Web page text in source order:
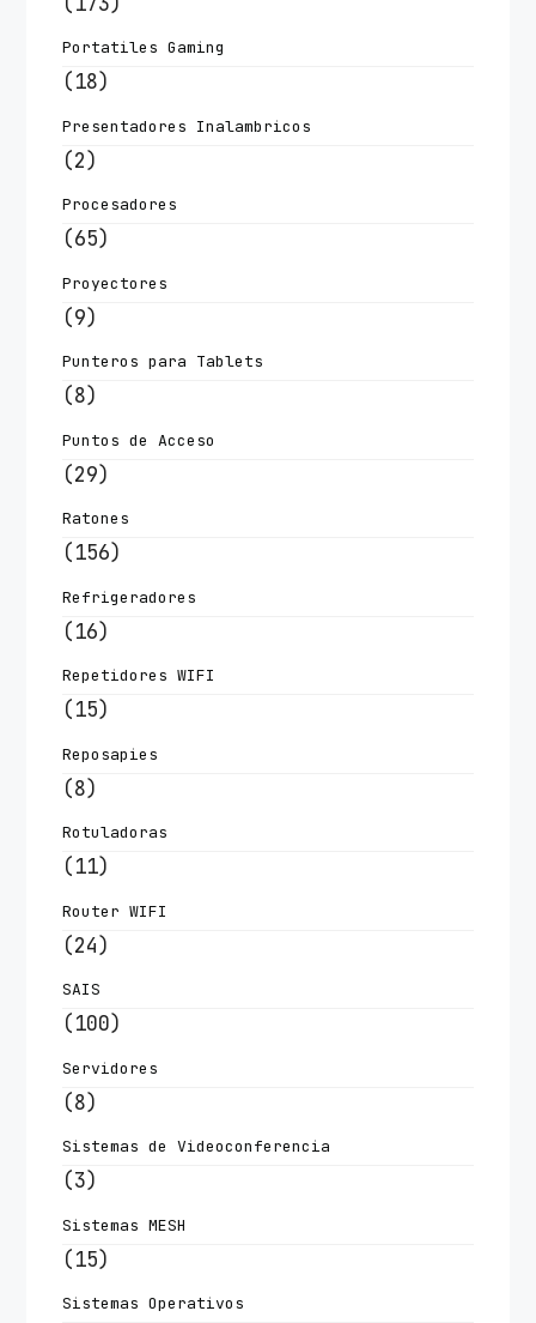
Portatiles Gaming
(18)
Presentadores Inalambricos
(2)
Procesadores
(65)
Proyectores
(9)
Punteros para Tablets
(8)
Puntos de Acceso
(29)
Ratones
(156)
Refrigeradores
(16)
Repetidores WIFI
(15)
Reposapies
(8)
Rotuladoras
(11)
Router WIFI
(24)
SAIS
(100)
Servidores
(8)
Sistemas de Videoconferencia
(3)
Sistemas MESH
(15)
Sistemas Operativos